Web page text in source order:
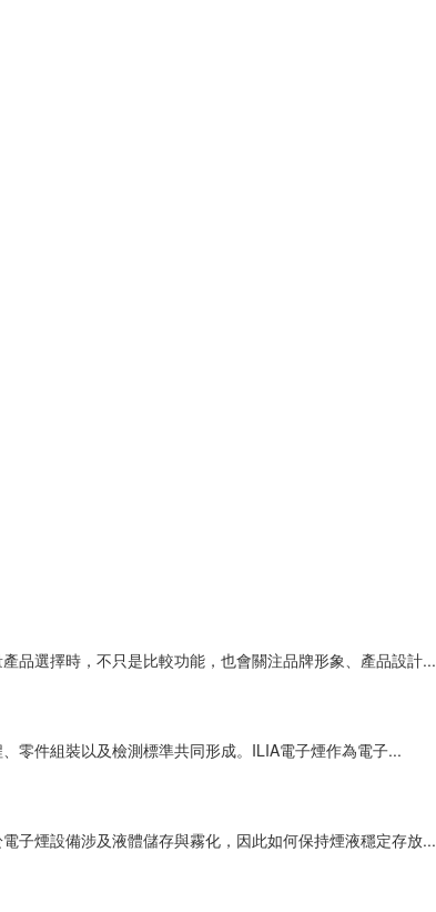
品選擇時，不只是比較功能，也會關注品牌形象、產品設計...
零件組裝以及檢測標準共同形成。ILIA電子煙作為電子...
子煙設備涉及液體儲存與霧化，因此如何保持煙液穩定存放...